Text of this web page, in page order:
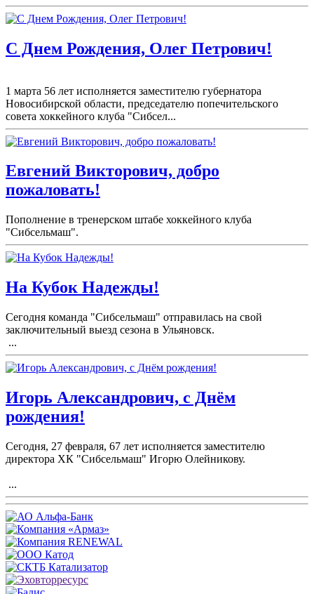
С Днем Рождения, Олег Петрович!
1 марта 56 лет исполняется заместителю губернатора
Новосибирской области, председателю попечительского
совета хоккейного клуба "Сибсел...
Евгений Викторович, добро
пожаловать!
Пополнение в тренерском штабе хоккейного клуба
"Сибсельмаш".
На Кубок Надежды!
Сегодня команда "Сибсельмаш" отправилась на свой
заключительный выезд сезона в Ульяновск.
...
Игорь Александрович, с Днём
рождения!
Сегодня, 27 февраля, 67 лет исполняется заместителю
директора ХК "Сибсельмаш" Игорю Олейникову.
...